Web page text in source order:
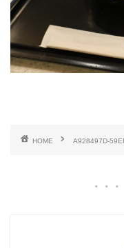
HOME A928497D-